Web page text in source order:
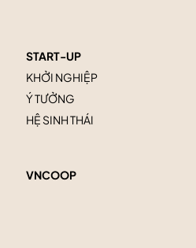
START-UP
KHỞI NGHIỆP
Ý TƯỞNG
HỆ SINH THÁI
VNCOOP